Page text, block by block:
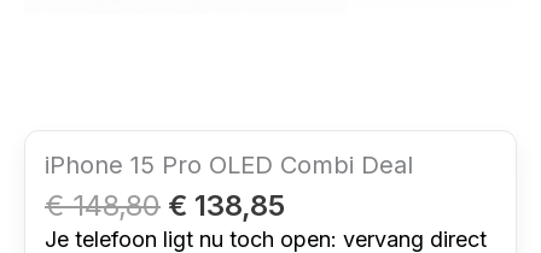
iPhone 15 Pro OLED Combi Deal
€148,80 € 138,85
Je telefoon ligt nu toch open: vervang direct